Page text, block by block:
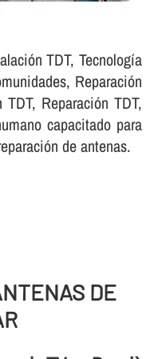
TDT, Tecnologí­a
Reparación
Reparación TDT,
capacitado para
de antenas.
DE